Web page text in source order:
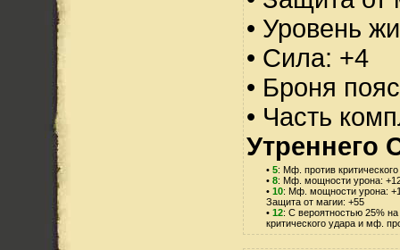
• Уровень
• Сила: +4
• Броня
• Часть
Утреннего
• 5: Мф. против
• 8: Мф. мощности урона:
• 10: Мф. мощности урона:
Защита от магии: +55
• 12: С вероятностью 25%
критического удара и мф.